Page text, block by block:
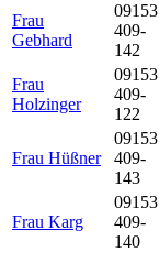
Frau
Gebhard
09153
409-
142
Frau
Holzinger
09153
409-
122
Frau Hüßner
09153
409-
143
Frau Karg
09153
409-
140